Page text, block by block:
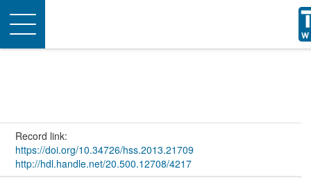
Toggle
navigation
Record link:
https://doi.org/10.34726/hss.2013.21709
http://hdl.handle.net/20.500.12708/4217